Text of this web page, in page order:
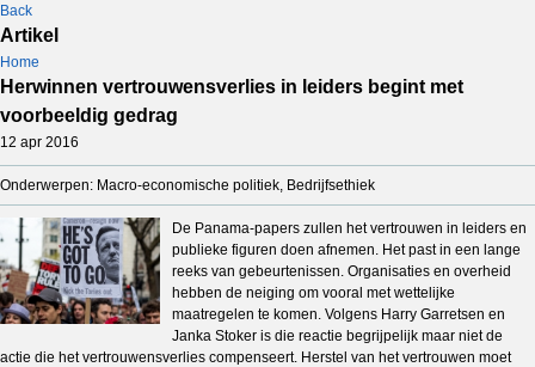
Back
Artikel
Home
Herwinnen vertrouwensverlies in leiders begint met
voorbeeldig gedrag
12 apr 2016
Onderwerpen: Macro-economische politiek, Bedrijfsethiek
De Panama-papers zullen het vertrouwen in leiders en
publieke figuren doen afnemen. Het past in een lange
reeks van gebeurtenissen. Organisaties en overheid
hebben de neiging om vooral met wettelijke
maatregelen te komen. Volgens Harry Garretsen en
Janka Stoker is die reactie begrijpelijk maar niet de
actie die het vertrouwensverlies compenseert. Herstel van het vertrouwen moet